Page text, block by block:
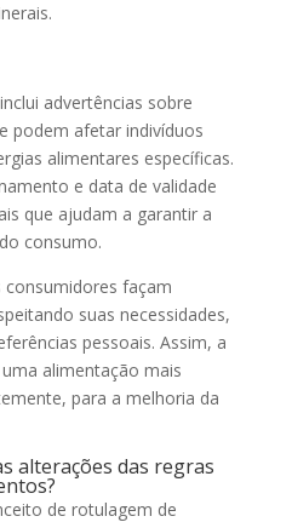
advertências sobre
podem afetar indivíduos
alimentares específicas.
e data de validade
que ajudam a garantir a
consumo.
façam
suas necessidades,
pessoais. Assim, a
alimentação mais
para a melhoria da
alterações das regras
de rotulagem de